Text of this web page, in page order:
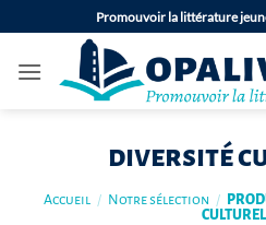
au
contenu
Promouvoir la littérature
diversité
Accueil / Notre sélection /